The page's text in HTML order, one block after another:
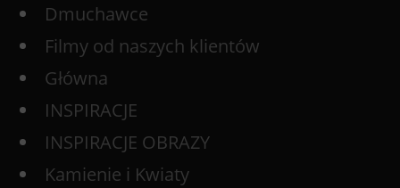
Dmuchawce
Filmy od naszych klientów
Główna
INSPIRACJE
INSPIRACJE OBRAZY
Kamienie i Kwiaty